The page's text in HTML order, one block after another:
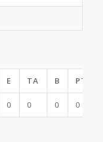
E TA B PTS
0 0 0 0